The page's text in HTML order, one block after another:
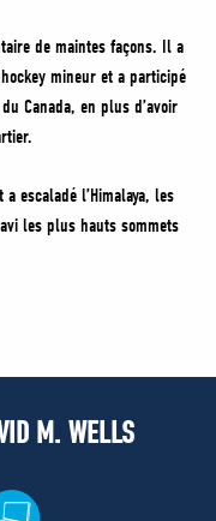
de maintes façons. Il a
mineur et a participé
Canada, en plus d’avoir
escaladé l’Himalaya, les
les plus hauts sommets
M. WELLS